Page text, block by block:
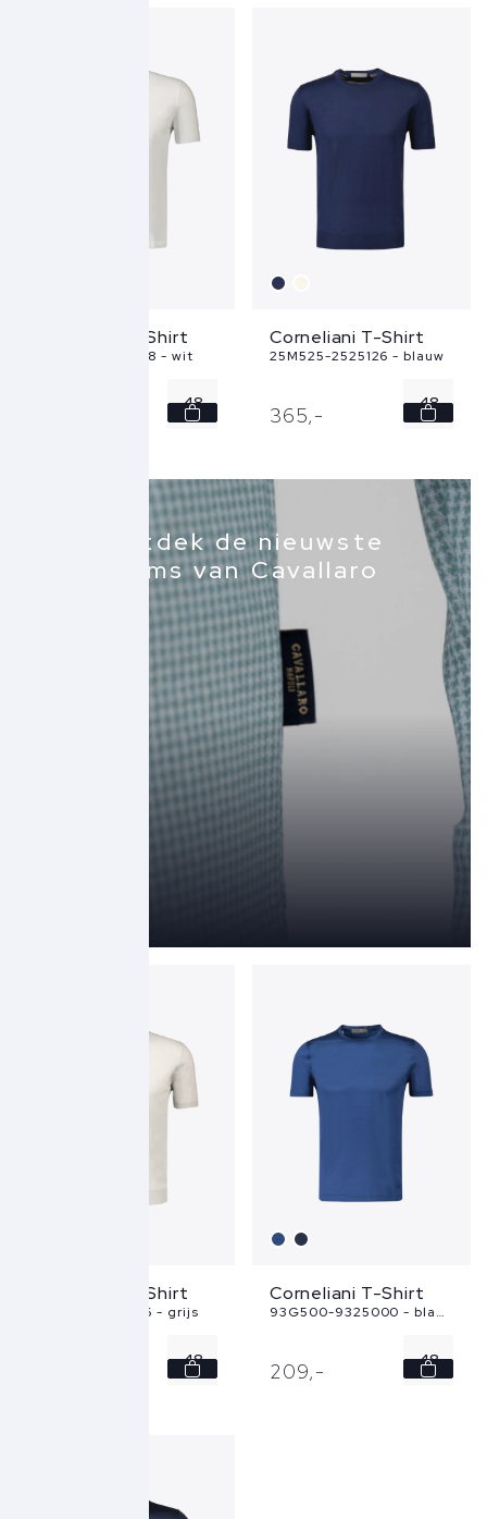
Corneliani T-Shirt
25G586-2525028 - wit
48
Corneliani T-Shirt
25M525-2525126 - blauw
365,- 48
52
Ontdek de nieuwste
items van Cavallaro
Corneliani T-Shirt
25M525-2525126 - grijs
48
Corneliani T-Shirt
93G500-9325000 - blauw
209,- 48